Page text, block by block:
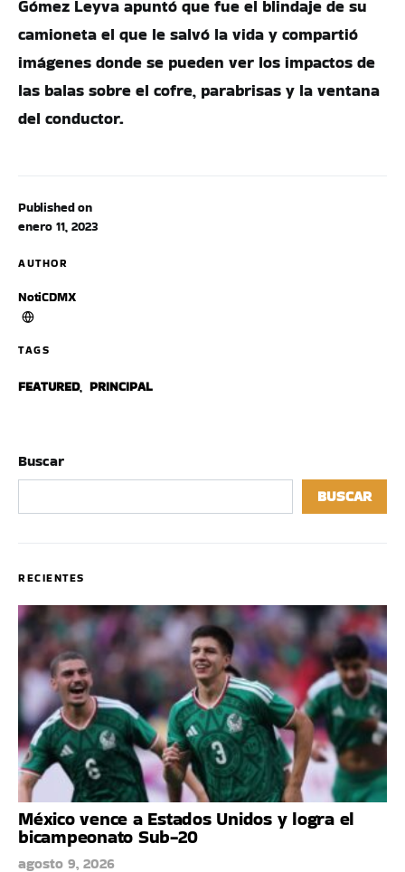
Published on
enero 11, 2023
AUTHOR
NotiCDMX
TAGS
FEATURED, PRINCIPAL
Gómez Leyva apuntó que fue el blindaje de su
camioneta el que le salvó la vida y compartió
imágenes donde se pueden ver los impactos de
las balas sobre el cofre, parabrisas y la ventana
del conductor.
Buscar
BUSCAR
RECIENTES
México vence a Estados Unidos y logra el
bicampeonato Sub-20
agosto 9, 2026